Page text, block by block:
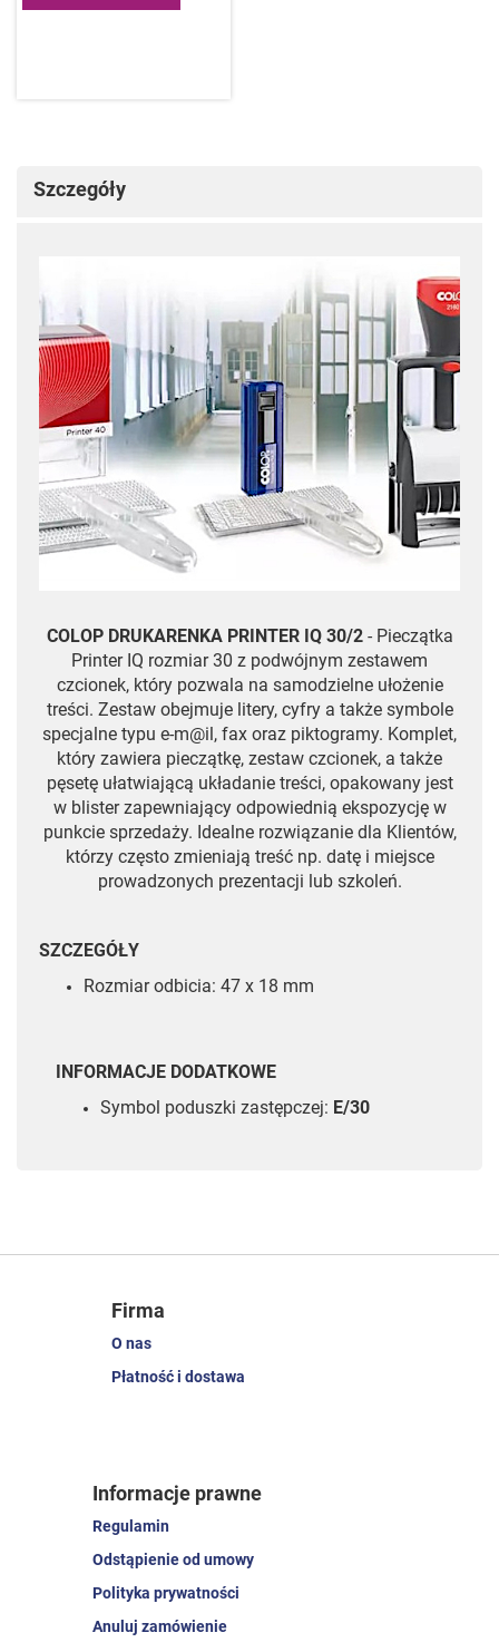
Szczegóły
COLOP DRUKARENKA PRINTER IQ 30/2 - Pieczątka
Printer IQ rozmiar 30 z podwójnym zestawem
czcionek, który pozwala na samodzielne ułożenie
treści. Zestaw obejmuje litery, cyfry a także symbole
specjalne typu e-m@il, fax oraz piktogramy. Komplet,
który zawiera pieczątkę, zestaw czcionek, a także
pęsetę ułatwiającą układanie treści, opakowany jest
w blister zapewniający odpowiednią ekspozycję w
punkcie sprzedaży. Idealne rozwiązanie dla Klientów,
którzy często zmieniają treść np. datę i miejsce
prowadzonych prezentacji lub szkoleń.
SZCZEGÓŁY
Rozmiar odbicia: 47 x 18 mm
INFORMACJE DODATKOWE
Symbol poduszki zastępczej: E/30
Firma
O nas
Płatność i dostawa
Informacje prawne
Regulamin
Odstąpienie od umowy
Polityka prywatności
Anuluj zamówienie